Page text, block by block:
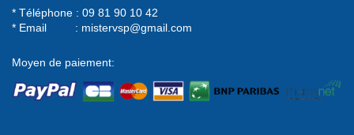
* Téléphone : 09 81 90 10 42
* Email : mistervsp@gmail.com
Moyen de paiement: